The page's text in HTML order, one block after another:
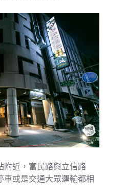
附近，富民路與立信路
車或是交通大眾運輸都相